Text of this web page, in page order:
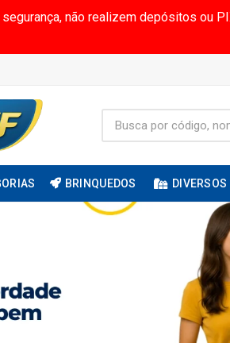
segurança, não realizem depósitos ou
BRINQUEDOS DIVERSOS